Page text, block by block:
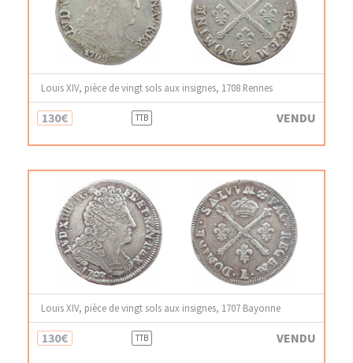
Louis XIV, pièce de vingt sols aux insignes, 1708 Rennes
130€ TTB VENDU
Louis XIV, pièce de vingt sols aux insignes, 1707 Bayonne
130€ TTB VENDU